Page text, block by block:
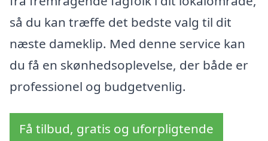
så du kan træffe det bedste valg til dit
næste dameklip. Med denne service kan
du få en skønhedsoplevelse, der både er
professionel og budgetvenlig.
Få tilbud, gratis og uforpligtende